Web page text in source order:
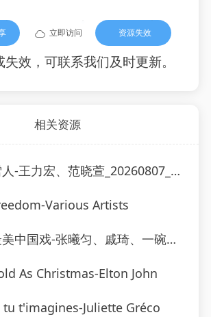
立即访问 资源失效
效，可联系我们及时更新。
相关资源
-王力宏、范晓萱_20260807_130607
Various Artists
中国戏-张曦匀、戚琦、一碗麟犀
As Christmas-Elton John
tu t'imagines-Juliette Gréco